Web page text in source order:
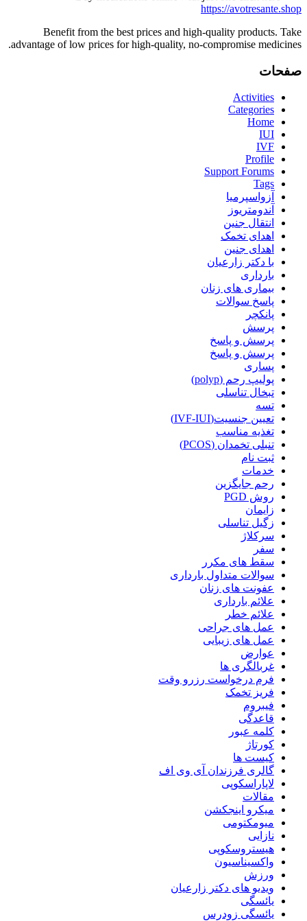
https://avotresante.shop
Benefit from the best prices and high-quality products. Take
advantage of low prices for high-quality, no-compromise medicines.
صفحات
Activities
Categories
Home
IUI
IVF
Profile
Support Forums
Tags
آزواسپرمیا
آندومتریوز
انتقال جنین
اهدای تخمک
اهدای جنین
با دکتر زارعیان
بارداری
بیماری های زنان
پاسخ سوالات
پانکچر
پرسش
پرسش و پاسخ
پرسش و پاسخ
پساری
پولیپ رحم (polyp)
تبخال تناسلی
تسه
تعیین جنسیت(IVF-IUI)
تغذیه مناسب
تنبلی تخمدان (PCOS)
ثبت نام
خدمات
رحم جایگزین
روش PGD
زایمان
زگیل تناسلی
سرکلاژ
سفر
سقط های مکرر
سوالات متداول بارداری
عفونت های زنان
علائم بارداری
علائم خطر
عمل های جراحی
عمل های زیبایی
عوارض
غربالگری ها
فرم درخواست رزرو وقت
فریز تخمک
فیبروم
قاعدگی
کلمه عبور
کورتاژ
کیست ها
گالری فرزندان آی وی اف
لاپاراسکوپی
مقالات
میکرو اینجکشن
میومکتومی
نازایی
هیستروسکوپی
واکسیناسیون
ورزش
ویدیو های دکتر زارعیان
یائسگی
یائسگی زودرس